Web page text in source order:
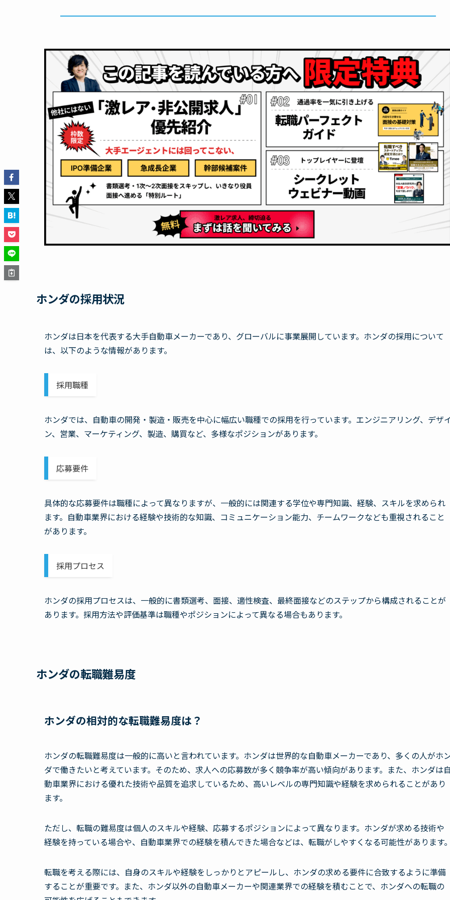
ホンダの採用状況
ホンダは日本を代表する大手自動車メーカーであり、グローバルに事業展開しています。ホンダの採用について
は、以下のような情報があります。
採用職種
ホンダでは、自動車の開発・製造・販売を中心に幅広い職種での採用を行っています。エンジニアリング、デザ
ン、営業、マーケティング、製造、購買など、多様なポジションがあります。
応募要件
具体的な応募要件は職種によって異なりますが、一般的には関連する学位や専門知識、経験、スキルを求められ
ます。自動車業界における経験や技術的な知識、コミュニケーション能力、チームワークなども重視されること
があります。
採用プロセス
ホンダの採用プロセスは、一般的に書類選考、面接、適性検査、最終面接などのステップから構成されることが
あります。採用方法や評価基準は職種やポジションによって異なる場合もあります。
ホンダの転職難易度
ホンダの相対的な転職難易度は？
ホンダの転職難易度は一般的に高いと言われています。ホンダは世界的な自動車メーカーであり、多くの人がホ
ダで働きたいと考えています。そのため、求人への応募数が多く競争率が高い傾向があります。また、ホンダは
動車業界における優れた技術や品質を追求しているため、高いレベルの専門知識や経験を求められることがあり
ます。
ただし、転職の難易度は個人のスキルや経験、応募するポジションによって異なります。ホンダが求める技術や
経験を持っている場合や、自動車業界での経験を積んできた場合などは、転職がしやすくなる可能性があります
転職を考える際には、自身のスキルや経験をしっかりとアピールし、ホンダの求める要件に合致するように準備
することが重要です。また、ホンダ以外の自動車メーカーや関連業界での経験を積むことで、ホンダへの転職の